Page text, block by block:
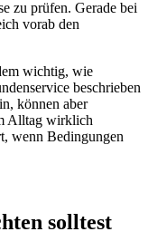
zu prüfen. Gerade bei
vorab den
wichtig, wie
beschrieben
können aber
Alltag wirklich
wenn Bedingungen
solltest